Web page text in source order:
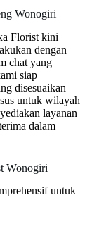
Wonogiri
Florist kini
dengan
chat yang
siap
disesuaikan
untuk wilayah
layanan
dalam
Wonogiri
untuk